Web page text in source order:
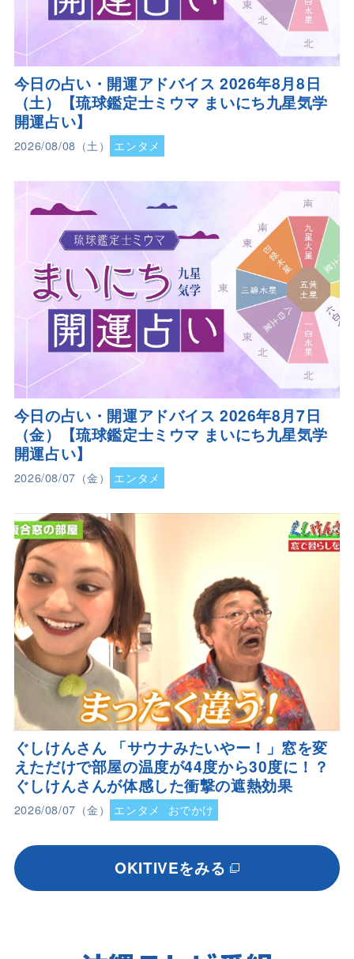
今日の占い・開運アドバイス 2026年8月8日
（土）【琉球鑑定士ミウマ まいにち九星気学
開運占い】
2026/08/08（土） エンタメ
今日の占い・開運アドバイス 2026年8月7日
（金）【琉球鑑定士ミウマ まいにち九星気学
開運占い】
2026/08/07（金） エンタメ
ぐしけんさん 「サウナみたいやー！」窓を変
えただけで部屋の温度が44度から30度に！？
ぐしけんさんが体感した衝撃の遮熱効果
2026/08/07（金） エンタメ おでかけ
OKITIVEをみる